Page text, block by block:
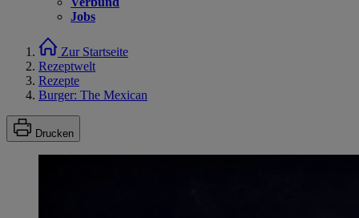
Jobs
Zur Startseite
Rezeptwelt
Rezepte
Burger: The Mexican
Drucken